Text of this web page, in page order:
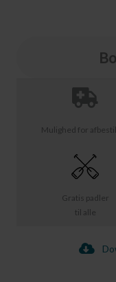
Gratis padler
til alle
Mulighed for